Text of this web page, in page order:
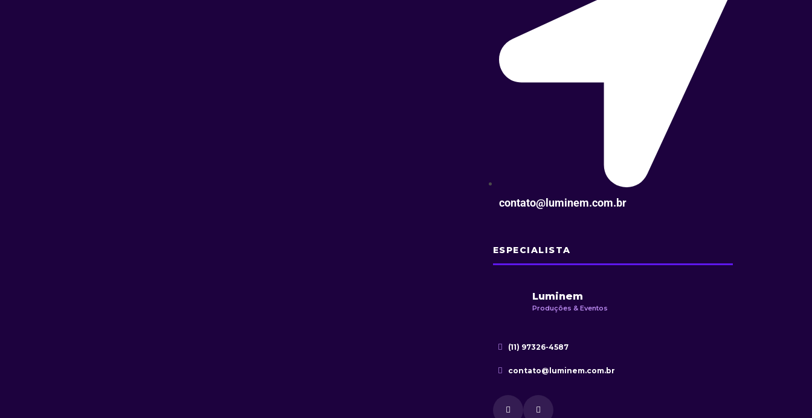
contato@luminem.com.br
ESPECIALISTA
Luminem
Produções & Eventos
(11) 97326-4587
contato@luminem.com.br